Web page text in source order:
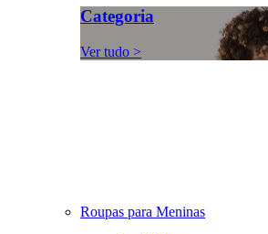
Categoria
Ver tudo >
Roupas para Meninas